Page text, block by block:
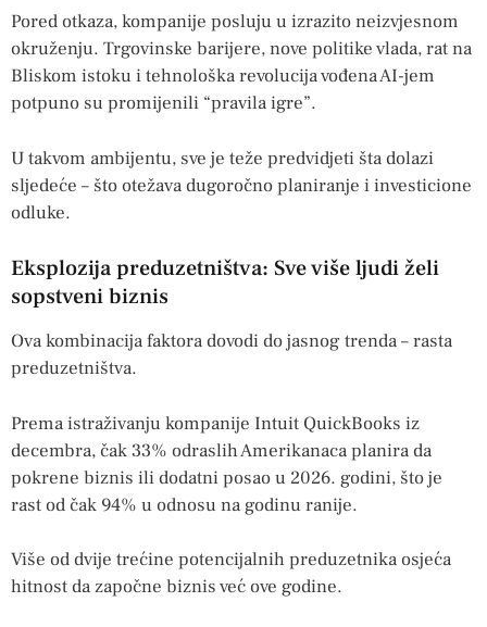
Pored otkaza, kompanije posluju u izrazito neizvjesnom
okruženju. Trgovinske barijere, nove politike vlada, rat na
Bliskom istoku i tehnološka revolucija vođena AI-jem
potpuno su promijenili “pravila igre”.
U takvom ambijentu, sve je teže predvidjeti šta dolazi
sljedeće – što otežava dugoročno planiranje i investicione
odluke.
Eksplozija preduzetništva: Sve više ljudi želi
sopstveni biznis
Ova kombinacija faktora dovodi do jasnog trenda – rasta
preduzetništva.
Prema istraživanju kompanije Intuit QuickBooks iz
decembra, čak 33% odraslih Amerikanaca planira da
pokrene biznis ili dodatni posao u 2026. godini, što je
rast od čak 94% u odnosu na godinu ranije.
Više od dvije trećine potencijalnih preduzetnika osjeća
hitnost da započne biznis već ove godine.